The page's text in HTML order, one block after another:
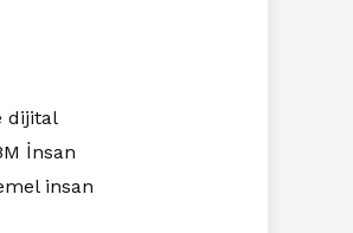
dijital
İnsan
insan